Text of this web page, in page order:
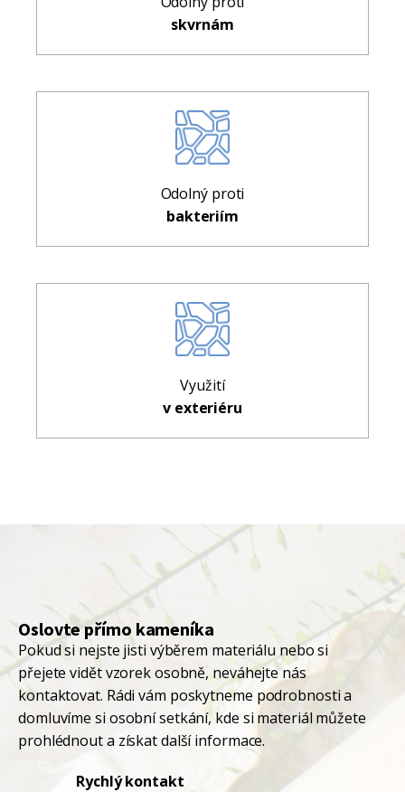
skvrnám
Odolný proti
bakteriím
Využití
v exteriéru
Oslovte přímo kameníka
Pokud si nejste jisti výběrem materiálu nebo si
přejete vidět vzorek osobně, neváhejte nás
kontaktovat. Rádi vám poskytneme podrobnosti a
domluvíme si osobní setkání, kde si materiál můžete
prohlédnout a získat další informace.
Rychlý kontakt